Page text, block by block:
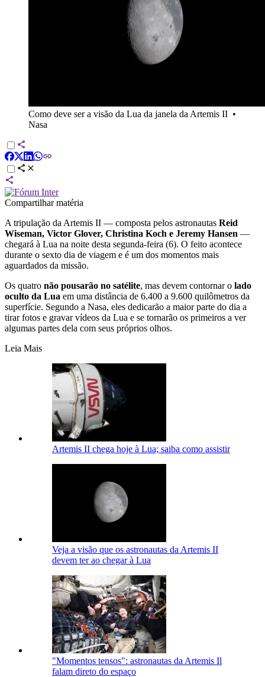
Como deve ser a visão da Lua da janela da Artemis II •
Nasa
Compartilhar matéria
A tripulação da Artemis II — composta pelos astronautas Reid
Wiseman, Victor Glover, Christina Koch e Jeremy Hansen —
chegará à Lua na noite desta segunda-feira (6). O feito acontece
durante o sexto dia de viagem e é um dos momentos mais
aguardados da missão.
Os quatro não pousarão no satélite, mas devem contornar o lado
oculto da Lua em uma distância de 6.400 a 9.600 quilômetros da
superfície. Segundo a Nasa, eles dedicarão a maior parte do dia a
tirar fotos e gravar vídeos da Lua e se tornarão os primeiros a ver
algumas partes dela com seus próprios olhos.
Leia Mais
Artemis II chega hoje à Lua; saiba como assistir
Veja a visão que os astronautas da Artemis II
devem ter ao chegar à Lua
"Momentos tensos": astronautas da Artemis Il
falam direto do espaço